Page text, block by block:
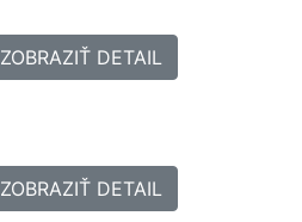
ZOBRAZIŤ DETAIL
ZOBRAZIŤ DETAIL